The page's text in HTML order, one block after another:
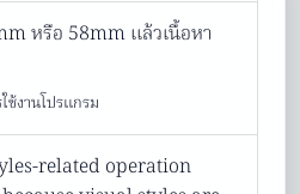
หรือ 58mm แล้วเนื้อหา
ช้งานโปรแกรม
related operation